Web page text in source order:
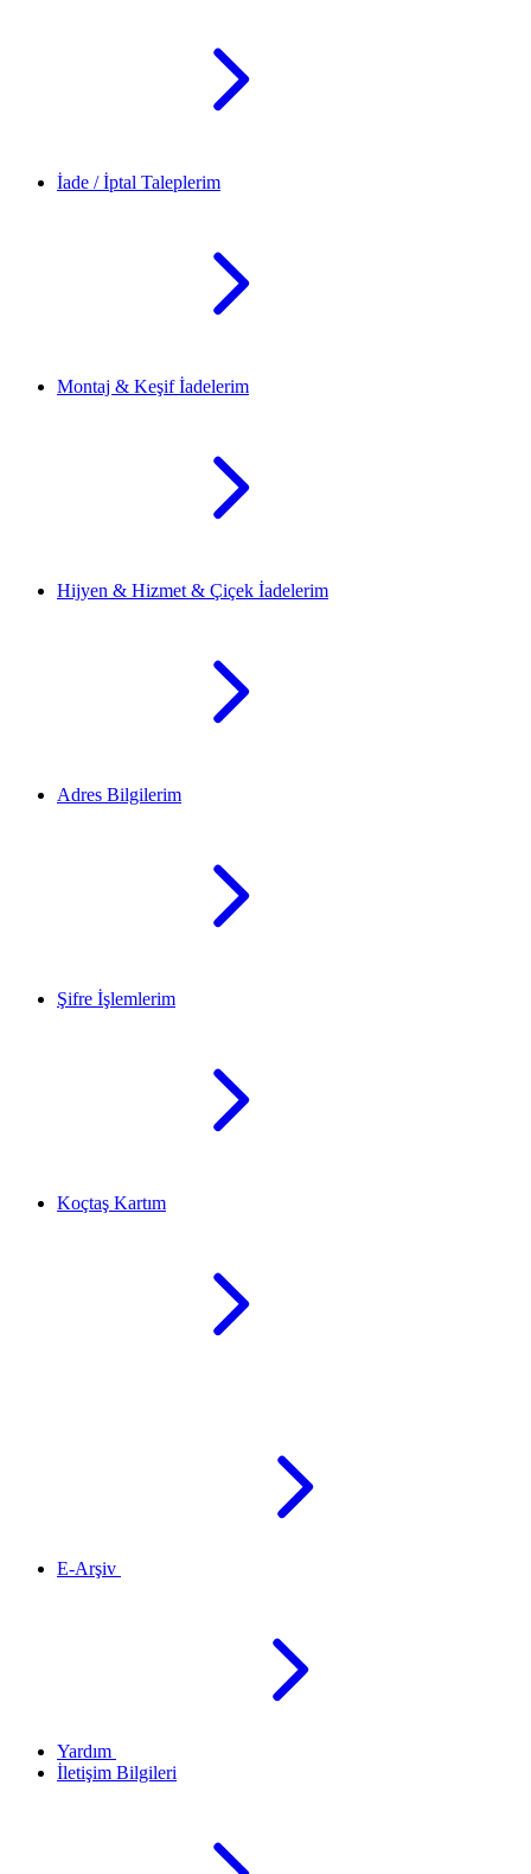
İade / İptal Taleplerim
Montaj & Keşif İadelerim
Hijyen & Hizmet & Çiçek İadelerim
Adres Bilgilerim
Şifre İşlemlerim
Koçtaş Kartım
E-Arşiv
Yardım
İletişim Bilgileri